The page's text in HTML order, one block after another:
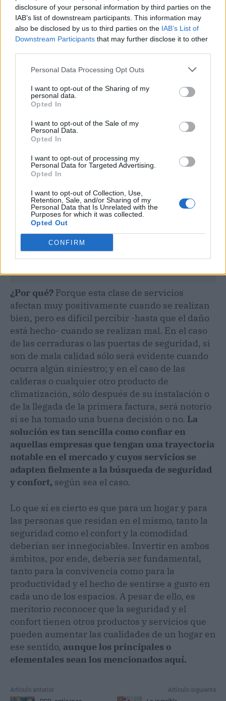
disclosure of your personal information by third parties on the
IAB’s list of downstream participants. This information may
also be disclosed by us to third parties on the IAB’s List of
Downstream Participants that may further disclose it to other
Personal Data Processing Opt Outs
I want to opt-out of the Sharing of my
personal data.
Opted In
I want to opt-out of the Sale of my
Personal Data.
Opted In
I want to opt-out of processing my
Personal Data for Targeted Advertising.
Opted In
I want to opt-out of Collection, Use,
Retention, Sale, and/or Sharing of my
Personal Data that Is Unrelated with the
Purposes for which it was collected.
Opted Out
CONFIRM
¿Por qué? Porque esta clase de servicios
afectan muy positivamente cuando se realizan
bien, pero es difícil percibir -hasta que el daño
está hecho- cuando se realizan mal. En el caso
de las cerraduras o las puertas de seguridad, si
son de mala calidad sólo será evidente cuando
ocurra algún siniestro; y en el caso de las
calderas o cualquier otro producto de
climatización, sólo después de su instalación o
de la llegada de la primera factura, será notorio
si se ha tomado una buena decisión o no. La
solución es tan sencilla como confiar en
aquellas empresas que tengan una trayectoria
notable en el mercado y cuyos servicios se
adapten fielmente a la búsqueda de seguridad
y confort, según sea el caso.
Lo que sí es cierto es que para un hogar y para
las personas que residan en el mismo, tanto la
seguridad como el confort y la comodidad
deberían ser innegociables. Invertir en ambos
ámbitos, por ende, debería ser fundamental,
tanto para la convivencia como para la
productividad y el hecho de sentirse a gusto en
cada uno de los espacios. A pesar de ello, es
meritorio reconocer que la seguridad y el
confort tienen otros productos y servicios que
pueden aumentar las cualidades de un hogar en
ese sentido, aunque los principales o
elementales sean los mencionados aquí.
Artículo anterior
Artículo siguiente